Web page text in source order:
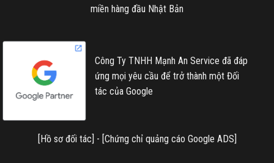
miền hàng đầu Nhật Bản
Công Ty TNHH Mạnh An Service đã đáp
ứng mọi yêu cầu để trở thành một Đối
tác của Google
Hồ sơ đối tác ] - [ Chứng chỉ quảng cáo Google ADS